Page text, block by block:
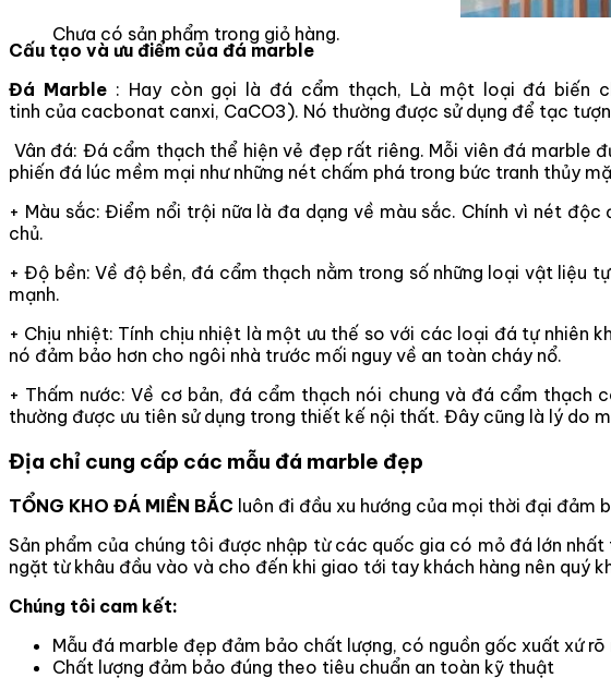
Chưa có sản phẩm trong giỏ hàng.
Cấu tạo và ưu điểm của đá marble
Đá Marble: Hay còn gọi là đá cẩm thạch, Là một loại đá biến
tinh của cacbonat canxi, CaCO3). Nó thường được sử dụng để tạc
Vân đá: Đá cẩm thạch thể hiện vẻ đẹp rất riêng. Mỗi viên đá marble
phiến đá lúc mềm mại như những nét chấm phá trong bức tranh thủy
+ Màu sắc: Điểm nổi trội nữa là đa dạng về màu sắc. Chính vì nét
chủ.
+ Độ bền: Về độ bền, đá cẩm thạch nằm trong số những loại vật liệu
mạnh.
+ Chịu nhiệt: Tính chịu nhiệt là một ưu thế so với các loại đá tự
nó đảm bảo hơn cho ngôi nhà trước mối nguy về an toàn cháy nổ.
+ Thấm nước: Về cơ bản, đá cẩm thạch nói chung và đá cẩm
thường được ưu tiên sử dụng trong thiết kế nội thất. Đây cũng là lý do
Địa chỉ cung cấp các mẫu đá marble đẹp
TỔNG KHO ĐÁ MIỀN BẮC luôn đi đầu xu hướng của mọi thời đại đảm
Sản phẩm của chúng tôi được nhập từ các quốc gia có mỏ đá lớn
ngặt từ khâu đầu vào và cho đến khi giao tới tay khách hàng nên quý
Chúng tôi cam kết:
Mẫu đá marble đẹp đảm bảo chất lượng, có nguồn gốc xuất xứ rõ
Chất lượng đảm bảo đúng theo tiêu chuẩn an toàn kỹ thuật